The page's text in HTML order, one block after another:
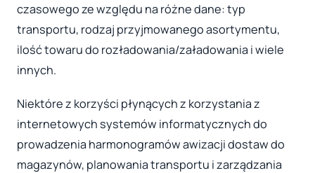
czasowego ze względu na różne dane: typ
transportu, rodzaj przyjmowanego asortymentu,
ilość towaru do rozładowania/załadowania i wiele
innych.
Niektóre z korzyści płynących z korzystania z
internetowych systemów informatycznych do
prowadzenia harmonogramów awizacji dostaw do
magazynów, planowania transportu i zarządzania